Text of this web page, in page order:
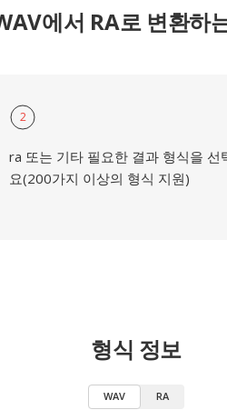
에서 RA로 변환하
2
ra 또는 기타 필요한 결과 형식을 선
요(200가지 이상의 형식 지원)
형식 정보
WAV RA